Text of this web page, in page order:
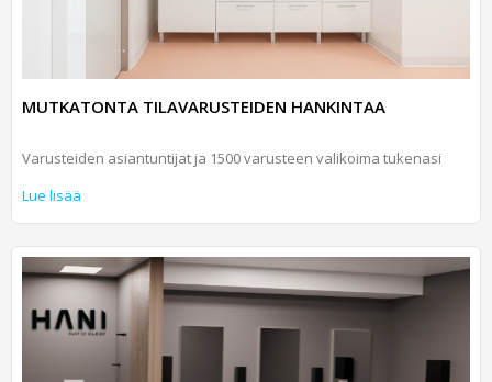
MUTKATONTA TILAVARUSTEIDEN HANKINTAA
Varusteiden asiantuntijat ja 1500 varusteen valikoima tukenasi
Lue lisää